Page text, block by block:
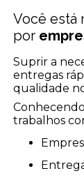
Você está
por
Suprir a
entregas
qualidade
trabalhos